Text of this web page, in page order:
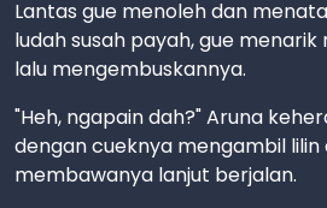
Lantas gue menoleh dan
ludah susah payah, gue
lalu mengembuskannya.
"Heh, ngapain dah?" Aruna
dengan cueknya mengambil lilin
membawanya lanjut berjalan.